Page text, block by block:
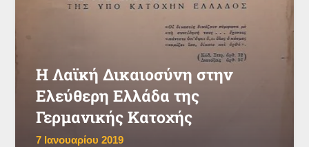
Η Λαϊκή Δικαιοσύνη στην
Ελεύθερη Ελλάδα της
Γερμανικής Κατοχής
7 Ιανουαρίου 2019